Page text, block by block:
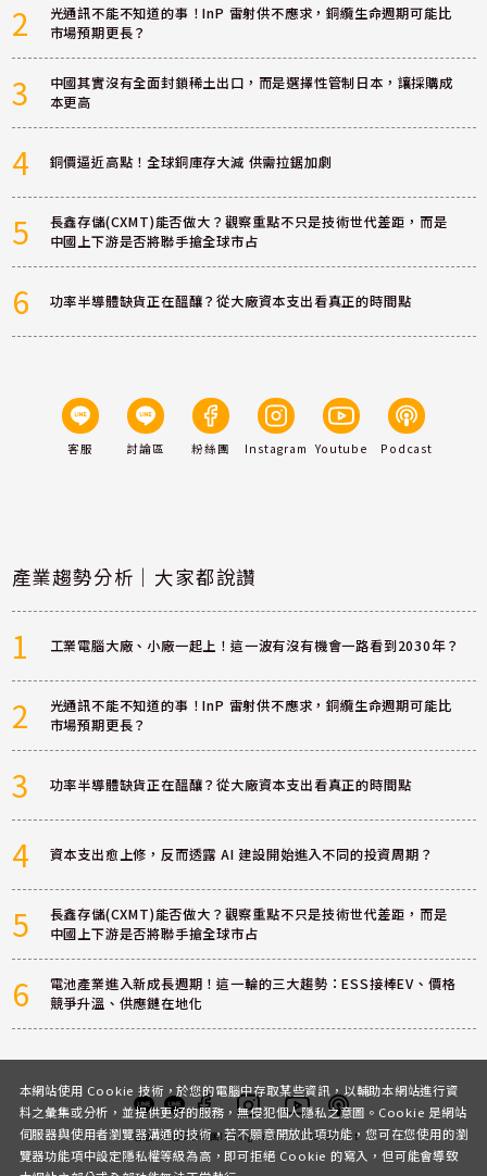
2
光通訊不能不知道的事！InP 雷射供不應求，銅纜生命週期可能比
市場預期更長？
3
中國其實沒有全面封鎖稀土出口，而是選擇性管制日本，讓採購成
本更高
4 銅價逼近高點！全球銅庫存大減 供需拉鋸加劇
5
長鑫存儲(CXMT)能否做大？觀察重點不只是技術世代差距，而是
中國上下游是否將聯手搶全球市占
6 功率半導體缺貨正在醞釀？從大廠資本支出看真正的時間點
客服 討論區 粉絲團 Instagram Youtube Podcast
產業趨勢分析｜大家都說讚
1 工業電腦大廠、小廠一起上！這一波有沒有機會一路看到2030年？
2
光通訊不能不知道的事！InP 雷射供不應求，銅纜生命週期可能比
市場預期更長？
3 功率半導體缺貨正在醞釀？從大廠資本支出看真正的時間點
4 資本支出愈上修，反而透露 AI 建設開始進入不同的投資周期？
5
長鑫存儲(CXMT)能否做大？觀察重點不只是技術世代差距，而是
中國上下游是否將聯手搶全球市占
6
電池產業進入新成長週期！這一輪的三大趨勢：ESS接棒EV、價格
競爭升溫、供應鏈在地化
客服 討論區粉絲團InstagramYoutubePodcast
本網站使用 Cookie 技術，於您的電腦中存取某些資訊，以輔助本網站進行資
料之彙集或分析，並提供更好的服務，無侵犯個人隱私之意圖。Cookie 是網站
伺服器與使用者瀏覽器溝通的技術，若不願意開放此項功能，您可在您使用的瀏
覽器功能項中設定隱私權等級為高，即可拒絕 Cookie 的寫入，但可能會導致